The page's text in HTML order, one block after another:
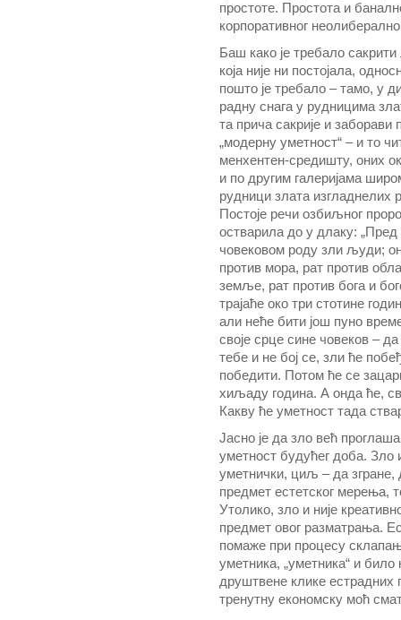
простоте. Простота и
корпоративног
Баш како је требало
која није ни постојала,
пошто је требало – тамо, у
радну снага у рудницима
та прича сакрије и заборави
„модерну уметност“ – и то
менхентен-средишту, оних
и по другим галеријама
рудници злата изгладнелих
Постоје речи озбиљног
остварила до у длаку: „Пред
човековом роду зли људи;
против мора, рат против
земље, рат против бога и
трајаће око три стотине
али неће бити још пуно
своје срце сине човеков –
тебе и не бој се, зли ће
победити. Потом ће се
хиљаду година. А онда ће,
Какву ће уметност тада
Јасно је да зло већ
уметност будућег доба. Зло
уметнички, циљ – да згране,
предмет естетског мерења,
Утолико, зло и није
предмет овог разматрања.
помаже при процесу
уметника, „уметника“ и
друштвене клике естрадних
тренутну економску моћ